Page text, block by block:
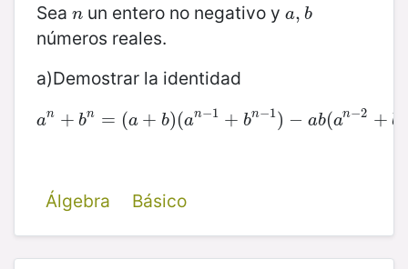
Sea n
n un entero no negativo ya, b
a, b
números reales.
a)Demostrar la identidad
an + bn = (a + b)(an−1 + bn−1) − ab(an−2 + b
an +b n= (a+b )(an−1+ bn−1)− ab (an−2+bn−
Álgebra Básico